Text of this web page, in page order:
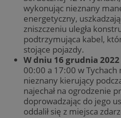
wykonując nieznany
energetyczny,
zniszczeniu uległa
podtrzymująca kabel,
stojące pojazdy.
W dniu 16 grudnia
00:00 a 17:00 w
nieznany kierujący
najechał na ogrodzenie
doprowadzając do jego
oddalił się z miejsca